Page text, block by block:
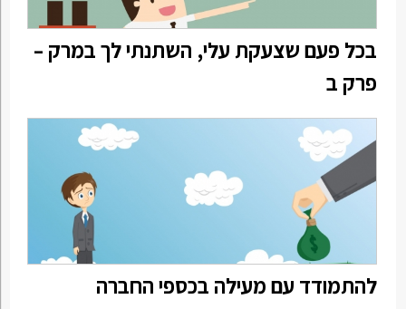
בכל פעם שצעקת עלי, השתנתי לך במרק –
פרק ב
להתמודד עם מעילה בכספי החברה